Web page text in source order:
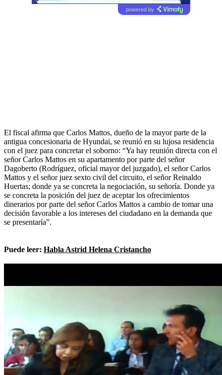
powered by
El fiscal afirma que Carlos Mattos, dueño de la mayor parte de la
antigua concesionaria de Hyundai, se reunió en su lujosa residencia
con el juez para concretar el soborno: “Ya hay reunión directa con el
señor Carlos Mattos en su apartamento por parte del señor
Dagoberto (Rodríguez, oficial mayor del juzgado), el señor Carlos
Mattos y el señor juez sexto civil del circuito, el señor Reinaldo
Huertas; donde ya se concreta la negociación, su señoría. Donde ya
se concreta la posición del juez de aceptar los ofrecimientos
dinerarios por parte del señor Carlos Mattos a cambio de tomar una
decisión favorable a los intereses del ciudadano en la demanda que
se presentaría”.
Puede leer: Habla Astrid Helena Cristancho